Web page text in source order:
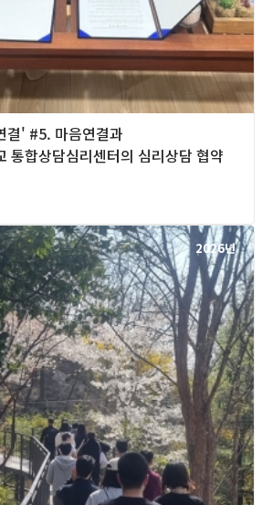
' #5. 마음연결과
통합상담심리센터의 심리상담 협약
2026년